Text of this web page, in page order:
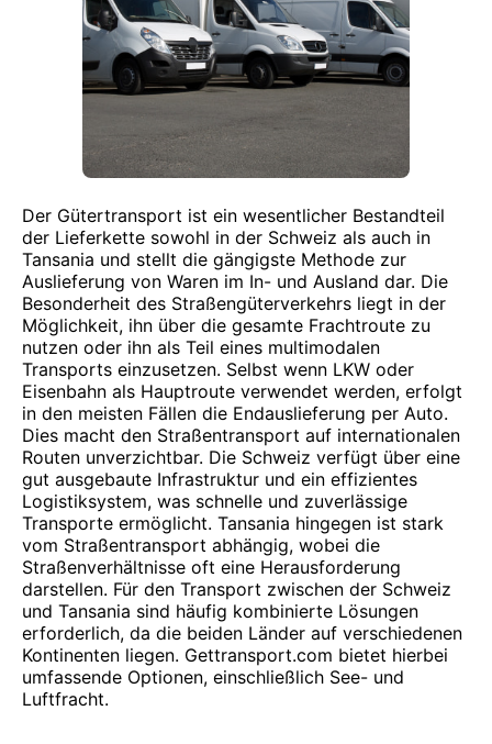
Der Gütertransport ist ein wesentlicher Bestandteil
der Lieferkette sowohl in der Schweiz als auch in
Tansania und stellt die gängigste Methode zur
Auslieferung von Waren im In- und Ausland dar. Die
Besonderheit des Straßengüterverkehrs liegt in der
Möglichkeit, ihn über die gesamte Frachtroute zu
nutzen oder ihn als Teil eines multimodalen
Transports einzusetzen. Selbst wenn LKW oder
Eisenbahn als Hauptroute verwendet werden, erfolgt
in den meisten Fällen die Endauslieferung per Auto.
Dies macht den Straßentransport auf internationalen
Routen unverzichtbar. Die Schweiz verfügt über eine
gut ausgebaute Infrastruktur und ein effizientes
Logistiksystem, was schnelle und zuverlässige
Transporte ermöglicht. Tansania hingegen ist stark
vom Straßentransport abhängig, wobei die
Straßenverhältnisse oft eine Herausforderung
darstellen. Für den Transport zwischen der Schweiz
und Tansania sind häufig kombinierte Lösungen
erforderlich, da die beiden Länder auf verschiedenen
Kontinenten liegen. Gettransport.com bietet hierbei
umfassende Optionen, einschließlich See- und
Luftfracht.